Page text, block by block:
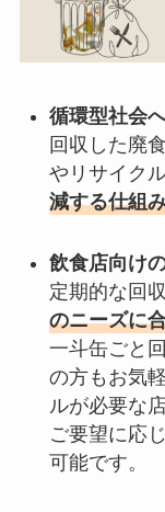
循環型社会
回収した廃
やリサイク
減する仕組
飲食店向け
定期的な回
のニーズに
一斗缶ごと
の方もお気
ルが必要な
ご要望に応
可能です。